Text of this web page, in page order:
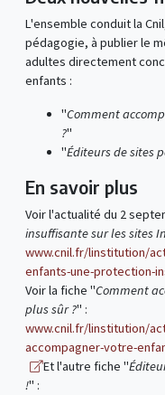
L'ensemble conduit la
pédagogie, à publier le
adultes directement
enfants :
"Comment
?"
"Éditeurs de sites
En savoir plus
Voir l'actualité du 2
insuffisante sur les sites
www.cnil.fr/linstitution/
enfants-une-protection-
Voir la fiche "Comment
plus sûr ?" :
www.cnil.fr/linstitution/
accompagner-votre-
Et l'autre fiche "
!" :